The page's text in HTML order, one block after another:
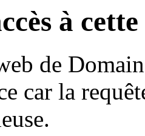
à
de
car la